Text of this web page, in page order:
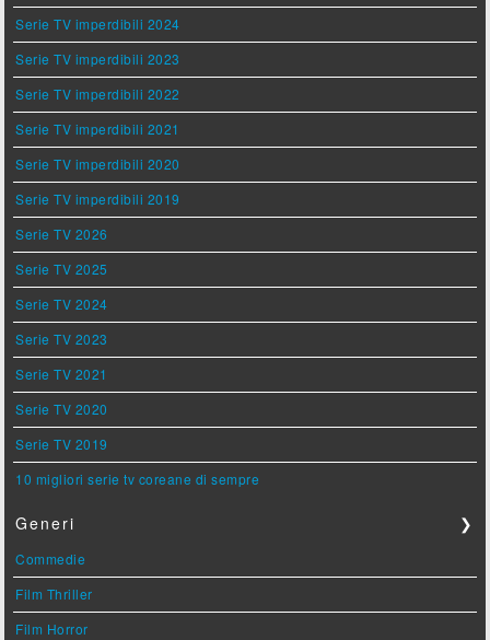
Serie TV imperdibili 2024
Serie TV imperdibili 2023
Serie TV imperdibili 2022
Serie TV imperdibili 2021
Serie TV imperdibili 2020
Serie TV imperdibili 2019
Serie TV 2026
Serie TV 2025
Serie TV 2024
Serie TV 2023
Serie TV 2021
Serie TV 2020
Serie TV 2019
10 migliori serie tv coreane di sempre
Generi ❯
Commedie
Film Thriller
Film Horror